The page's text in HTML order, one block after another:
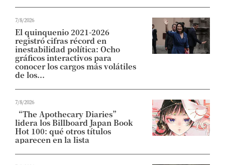
7/8/2026
El quinquenio 2021-2026
registró cifras récord en
inestabilidad política: Ocho
gráficos interactivos para
conocer los cargos más volátiles
de los...
7/8/2026
“The Apothecary Diaries”
lidera los Billboard Japan Book
Hot 100: qué otros títulos
aparecen en la lista